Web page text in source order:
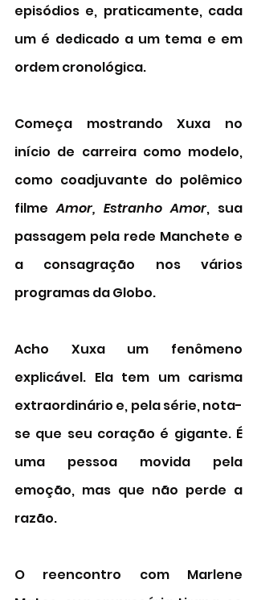
episódios e, praticamente, cada
um é dedicado a um tema e em
ordem cronológica.
Começa mostrando Xuxa no
início de carreira como modelo,
como coadjuvante do polêmico
filme Amor, Estranho Amor, sua
passagem pela rede Manchete e
a consagração nos vários
programas da Globo.
Acho Xuxa um fenômeno
explicável. Ela tem um carisma
extraordinário e, pela série, nota-
se que seu coração é gigante. É
uma pessoa movida pela
emoção, mas que não perde a
razão.
O reencontro com Marlene